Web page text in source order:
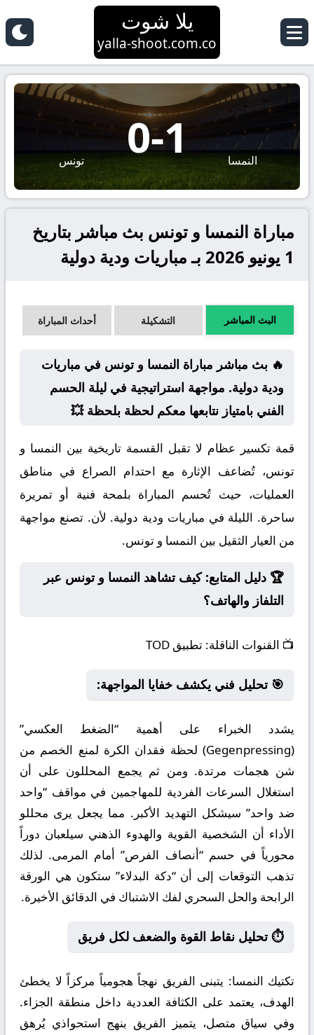
يلا شوت
yalla-shoot.com.co
النمسا 1
-
0 تونس
مباراة النمسا و تونس بث مباشر بتاريخ
1 يونيو 2026 بـ مباريات ودية دولية
البث المباشر التشكيلة أحداث المباراة
🔥 بث مباشر مباراة النمسا و تونس في مباريات
ودية دولية. مواجهة استراتيجية في ليلة الحسم
الفني بامتياز نتابعها معكم لحظة بلحظة 💥
قمة تكسير عظام لا تقبل القسمة تاريخية بين النمسا و
تونس، تُضاعف الإثارة مع احتدام الصراع في مناطق
العمليات، حيث تُحسم المباراة بلمحة فنية أو تمريرة
ساحرة. الليلة في مباريات ودية دولية. لأن. تصنع مواجهة
من العيار الثقيل بين النمسا و تونس.
🏆 دليل المتابع: كيف تشاهد النمسا و تونس عبر
التلفاز والهاتف؟
📺 القنوات الناقلة: تطبيق TOD
🎯 تحليل فني يكشف خفايا المواجهة:
يشدد الخبراء على أهمية “الضغط العكسي”
(Gegenpressing) لحظة فقدان الكرة لمنع الخصم من
شن هجمات مرتدة. ومن ثم يجمع المحللون على أن
استغلال السرعات الفردية للمهاجمين في مواقف “واحد
ضد واحد” سيشكل التهديد الأكبر. مما يجعل يرى محللو
الأداء أن الشخصية القوية والهدوء الذهني سيلعبان دوراً
محورياً في حسم “أنصاف الفرص” أمام المرمى. لذلك
تذهب التوقعات إلى أن “دكة البدلاء” ستكون هي الورقة
الرابحة والحل السحري لفك الاشتباك في الدقائق الأخيرة.
⏱️ تحليل نقاط القوة والضعف لكل فريق
تكتيك النمسا: يتبنى الفريق نهجاً هجومياً مركزاً لا يخطئ
الهدف، يعتمد على الكثافة العددية داخل منطقة الجزاء.
وفي سياق متصل، يتميز الفريق بنهج استحواذي يُرهق